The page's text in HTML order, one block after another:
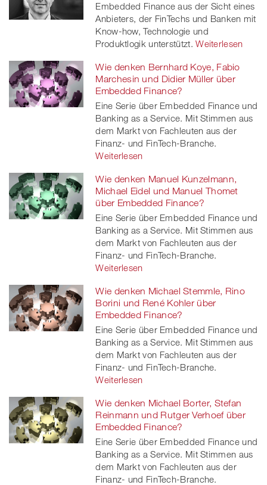
Embedded Finance aus der Sicht eines
Anbieters, der FinTechs und Banken mit
Know-how, Technologie und
Produktlogik unterstützt. Weiterlesen
Wie denken Bernhard Koye, Fabio
Marchesin und Didier Müller über
Embedded Finance?
Eine Serie über Embedded Finance und
Banking as a Service. Mit Stimmen aus
dem Markt von Fachleuten aus der
Finanz- und FinTech-Branche.
Weiterlesen
Wie denken Manuel Kunzelmann,
Michael Eidel und Manuel Thomet
über Embedded Finance?
Eine Serie über Embedded Finance und
Banking as a Service. Mit Stimmen aus
dem Markt von Fachleuten aus der
Finanz- und FinTech-Branche.
Weiterlesen
Wie denken Michael Stemmle, Rino
Borini und René Kohler über
Embedded Finance?
Eine Serie über Embedded Finance und
Banking as a Service. Mit Stimmen aus
dem Markt von Fachleuten aus der
Finanz- und FinTech-Branche.
Weiterlesen
Wie denken Michael Borter, Stefan
Reinmann und Rutger Verhoef über
Embedded Finance?
Eine Serie über Embedded Finance und
Banking as a Service. Mit Stimmen aus
dem Markt von Fachleuten aus der
Finanz- und FinTech-Branche.